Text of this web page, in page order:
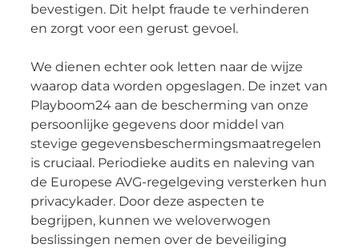
bevestigen. Dit helpt fraude te verhinderen
en zorgt voor een gerust gevoel.
We dienen echter ook letten naar de wijze
waarop data worden opgeslagen. De inzet van
Playboom24 aan de bescherming van onze
persoonlijke gegevens door middel van
stevige gegevensbeschermingsmaatregelen
is cruciaal. Periodieke audits en naleving van
de Europese AVG-regelgeving versterken hun
privacykader. Door deze aspecten te
begrijpen, kunnen we weloverwogen
beslissingen nemen over de beveiliging